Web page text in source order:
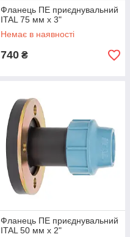
Фланець ПЕ приєднувальний
ITAL 75 мм х 3"
Немає в наявності
740 ₴
Фланець ПЕ приєднувальний
ITAL 50 мм х 2"